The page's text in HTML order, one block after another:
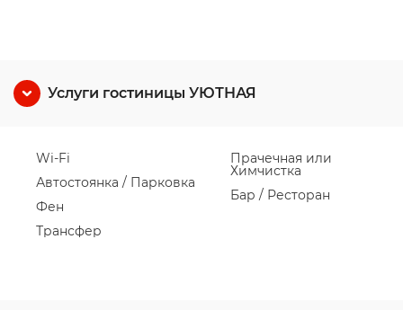
Услуги гостиницы УЮТНАЯ
Wi-Fi
Автостоянка / Парковка
Фен
Трансфер
Прачечная или
Химчистка
Бар / Ресторан